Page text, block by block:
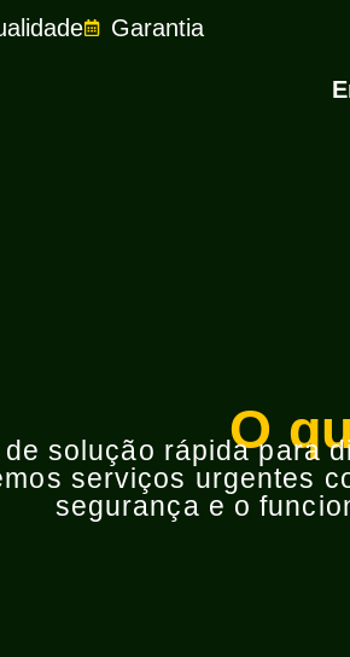
Garantia
O
solução rápida para
serviços urgentes
segurança e o